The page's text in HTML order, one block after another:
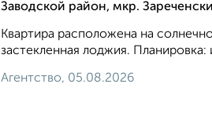
Заводской район, мкр.
Квартира расположена на
застекленная лоджия.
Агентство, 05.08.2026